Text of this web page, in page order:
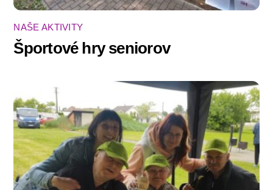
NAŠE AKTIVITY
Športové hry seniorov